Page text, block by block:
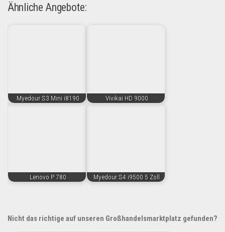
Ähnliche Angebote:
Myedour S3 Mini i8190 Vivikai HD 9000
Lenovo P 780 Myedour S4 i9500 5 Zoll
Nicht das richtige auf unseren Großhandelsmarktplatz gefunden?